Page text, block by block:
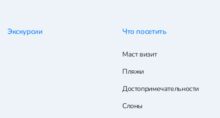
Экскурсии Что посетить
Маст визит
Пляжи
Достопримечательности
Слоны